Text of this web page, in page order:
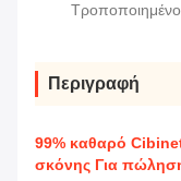
Περιγραφή
99% καθαρό
σκόνης Για